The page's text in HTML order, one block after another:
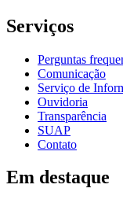
Serviços
Perguntas
Comunicação
Serviço de
Ouvidoria
Transparência
SUAP
Contato
Em destaque